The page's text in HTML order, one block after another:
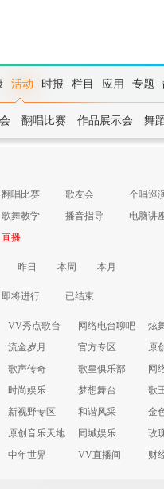
活动 时报 栏目 应用 专题
翻唱比赛 作品展示会 舞
翻唱比赛 歌友会
个唱巡
歌舞教学 播音指导
电脑讲
直播
昨日 本周 本月
即将进行 已结束
VV秀点歌台 网络电台聊吧
炫
流金岁月 官方专区
原
歌声传奇 歌皇俱乐部
网
时尚娱乐 梦想舞台
歌
新视野专区 和谐风采
金
原创音乐天地 同城娱乐
玫
中年世界 VV直播间
财